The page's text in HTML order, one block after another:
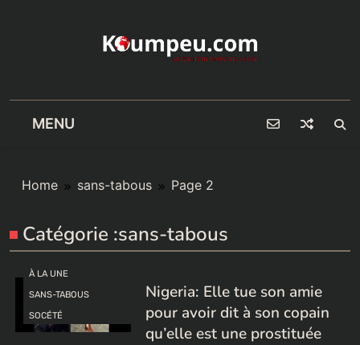
MENU
Home sans-tabous Page 2
Catégorie :sans-tabous
À LA UNE
SANS-TABOUS
SOCÉTÉ
Nigeria: Elle tue son amie
pour avoir dit à son copain
qu’elle est une prostituée